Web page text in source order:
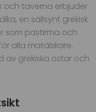
och taverna erbjuder
en sällsynt grekisk
som pastirma och
alla matälskare.
av grekiska ostar och